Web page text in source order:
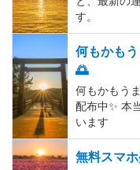
す。
何もかも
🌅
何もかもう
配布中✨️ 本
います
無料スマホ